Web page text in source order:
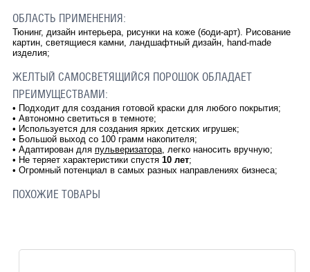
ОБЛАСТЬ ПРИМЕНЕНИЯ:
Тюнинг, дизайн интерьера, рисунки на коже (боди-арт). Рисование
картин, светящиеся камни, ландшафтный дизайн, hand-made
изделия;
ЖЕЛТЫЙ САМОСВЕТЯЩИЙСЯ ПОРОШОК ОБЛАДАЕТ
ПРЕИМУЩЕСТВАМИ:
• Подходит для создания готовой краски для любого покрытия;
• Автономно светиться в темноте;
• Используется для создания ярких детских игрушек;
• Большой выход со 100 грамм накопителя;
• Адаптирован для пульверизатора, легко наносить вручную;
• Не теряет характеристики спустя 10 лет;
• Огромный потенциал в самых разных направлениях бизнеса;
ПОХОЖИЕ ТОВАРЫ